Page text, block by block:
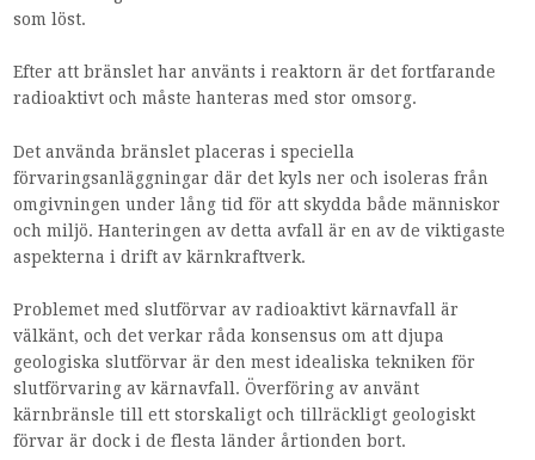
som löst.
Efter att bränslet har använts i reaktorn är det fortfarande
radioaktivt och måste hanteras med stor omsorg.
Det använda bränslet placeras i speciella
förvaringsanläggningar där det kyls ner och isoleras från
omgivningen under lång tid för att skydda både människor
och miljö. Hanteringen av detta avfall är en av de viktigaste
aspekterna i drift av kärnkraftverk.
Problemet med slutförvar av radioaktivt kärnavfall är
välkänt, och det verkar råda konsensus om att djupa
geologiska slutförvar är den mest idealiska tekniken för
slutförvaring av kärnavfall. Överföring av använt
kärnbränsle till ett storskaligt och tillräckligt geologiskt
förvar är dock i de flesta länder årtionden bort.